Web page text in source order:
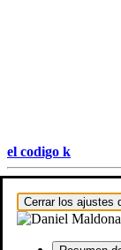
el codigo k
Cerrar los ajustes